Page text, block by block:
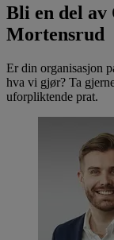
Bli en del av
Mortensrud
Er din organisasjon
hva vi gjør? Ta
uforpliktende prat.